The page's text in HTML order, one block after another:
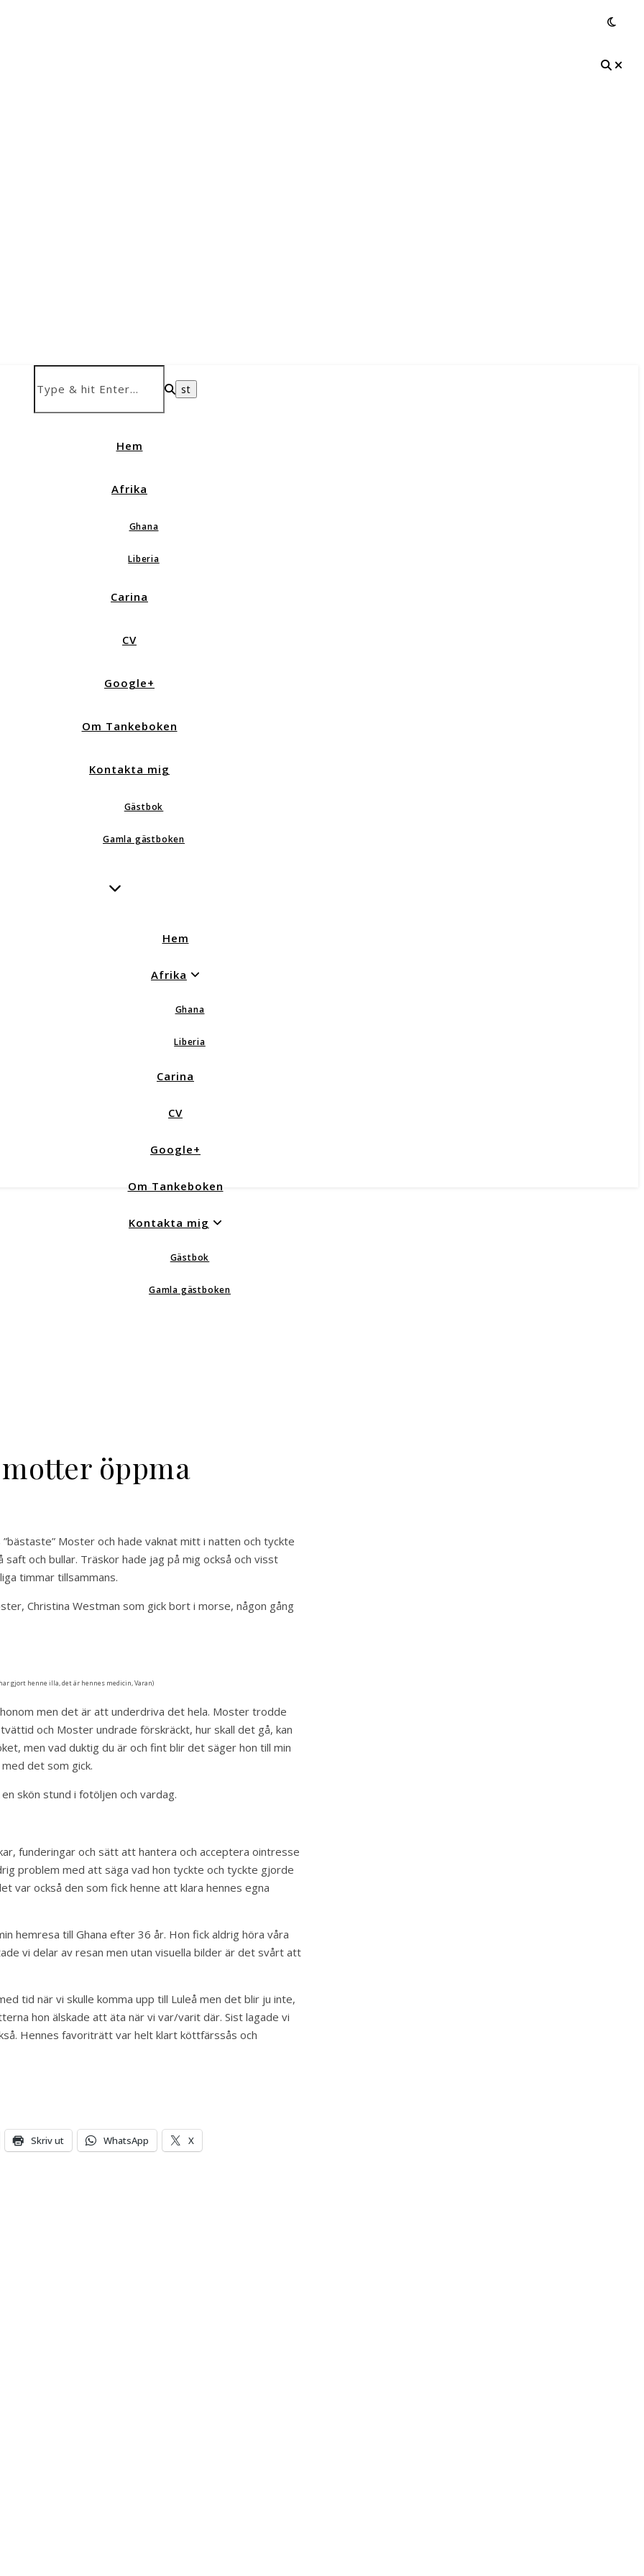
Hem
Afrika
Ghana
Liberia
Carina
CV
Google+
Om Tankeboken
Kontakta mig
Gästbok
Gamla gästboken
Hem
Afrika
Ghana
Liberia
Carina
CV
Google+
Om Tankeboken
Kontakta mig
Gästbok
Gamla gästboken
öppma
Moster och hade vaknat mitt i natten och tyckte
och bullar. Träskor hade jag på mig också och visst
timmar tillsammans.
Christina Westman som gick bort i morse, någon gång
gjort henne illa, det är hennes medicin, Varan)
men det är att underdriva det hela. Moster trodde
och Moster undrade förskräckt, hur skall det gå, kan
men vad duktig du är och fint blir det säger hon till min
det som gick.
skön stund i fotöljen och vardag.
funderingar och sätt att hantera och acceptera ointresse
problem med att säga vad hon tyckte och tyckte gjorde
var också den som fick henne att klara hennes egna
hemresa till Ghana efter 36 år. Hon fick aldrig höra våra
vi delar av resan men utan visuella bilder är det svårt att
tid när vi skulle komma upp till Luleå men det blir ju inte,
hon älskade att äta när vi var/varit där. Sist lagade vi
Hennes favoriträtt var helt klart köttfärssås och
Skriv ut WhatsApp X